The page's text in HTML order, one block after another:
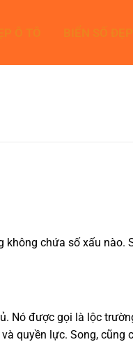
chứa số xấu
được gọi là lộc
quyền lực. Song,